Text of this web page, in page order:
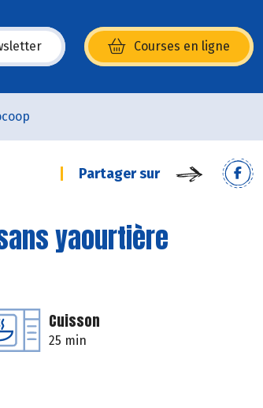
Courses en ligne
une nouvelle fenêtre)
Partager sur
yaourtière
Cuisson
25 min